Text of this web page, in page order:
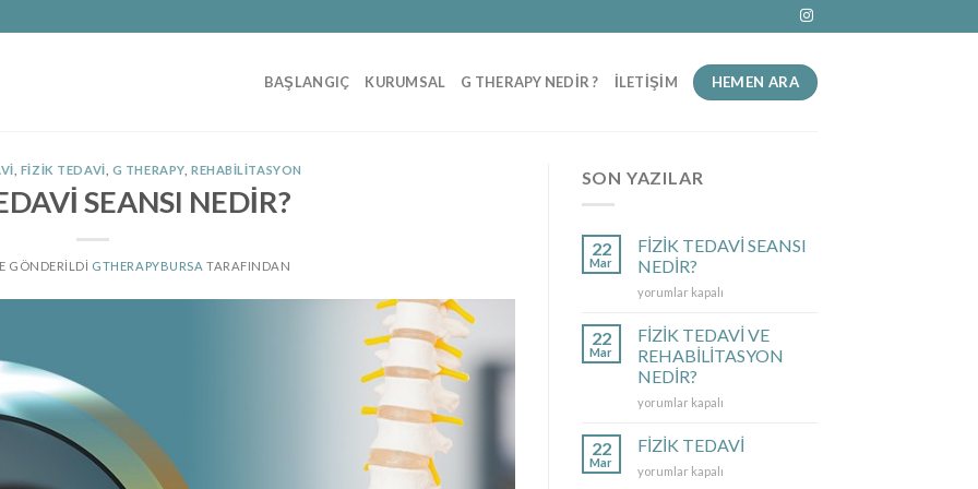
BAŞLANGIÇ KURUMSAL G THERAPY NEDIR ? İLETIŞIM HEMEN ARA
FIZIK TEDAVI G THERAPY, REHABILITASYON
SEANSI NEDİR?
GÖNDERILDI GTHERAPYBURSA TARAFINDAN
SON YAZILAR
22
Mar
FİZİK TEDAVİ SEANSI
NEDİR?
FİZİK
SEANSI
NEDİR?
için
yorumlar kapalı
22
Mar
FİZİK TEDAVİ VE
REHABİLİTASYON
NEDİR?
FİZİK
VE
REHABİLİTASYON
NEDİR?
yorumlar kapalı
22
Mar
FİZİK TEDAVİ
FİZİK
yorumlar kapalı